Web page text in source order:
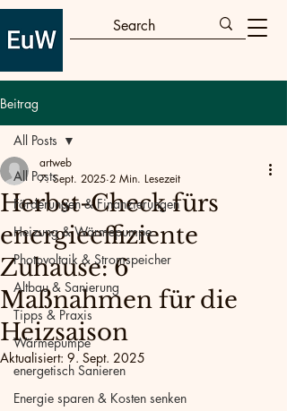
Beitrag
All Posts
Förderungen & Finanzierungen
Heizung & Wärmepumpe
Photovoltaik & Stromspeicher
Altbau & Sanierung
Tipps & Praxis
Wärmepumpe
energetisch Sanieren
Energie sparen & Kosten senken
All Posts
Herbst-Check fürs
energieeffiziente
Zuhause: 6
Maßnahmen für die
Heizsaison
artweb
7. Sept. 2025 2 Min. Lesezeit
Aktualisiert: 9. Sept. 2025